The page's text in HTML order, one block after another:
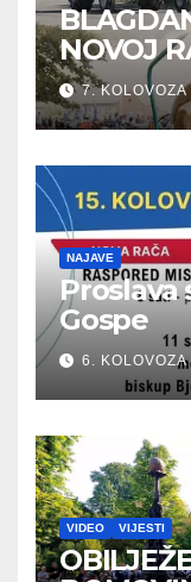
NOVOJ
7.
NAJAVE
Proslava
Gospe
6.
VIDEO VIJESTI